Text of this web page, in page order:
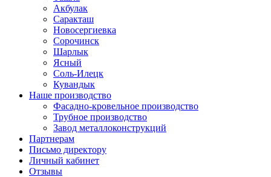
Акбулак
Саракташ
Новосергиевка
Сорочинск
Шарлык
Ясный
Соль-Илецк
Кувандык
Наше производство
Фасадно-кровельное производство
Трубное производство
Завод металлоконструкций
Партнерам
Письмо директору
Личный кабинет
Отзывы